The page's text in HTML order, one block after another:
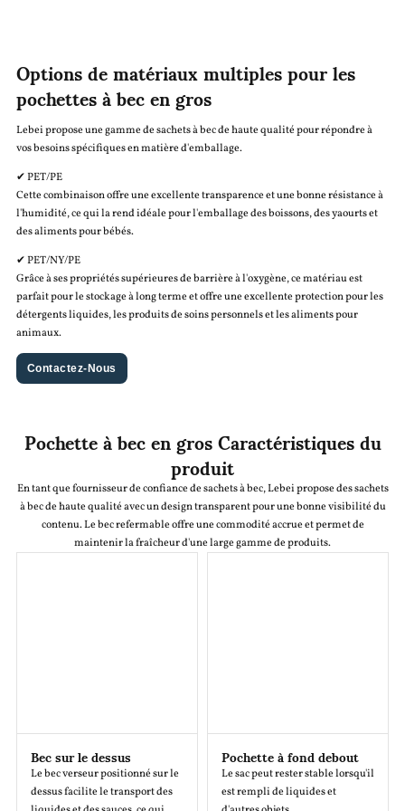
Options de matériaux multiples pour les
pochettes à bec en gros
Lebei propose une gamme de sachets à bec de haute qualité pour répondre à
vos besoins spécifiques en matière d'emballage.
✔ PET/PE
Cette combinaison offre une excellente transparence et une bonne résistance à
l'humidité, ce qui la rend idéale pour l'emballage des boissons, des yaourts et
des aliments pour bébés.
✔ PET/NY/PE
Grâce à ses propriétés supérieures de barrière à l'oxygène, ce matériau est
parfait pour le stockage à long terme et offre une excellente protection pour les
détergents liquides, les produits de soins personnels et les aliments pour
animaux.
Contactez-Nous
Pochette à bec en gros Caractéristiques du
produit
En tant que fournisseur de confiance de sachets à bec, Lebei propose des sachets
à bec de haute qualité avec un design transparent pour une bonne visibilité du
contenu. Le bec refermable offre une commodité accrue et permet de
maintenir la fraîcheur d'une large gamme de produits.
Bec sur le dessus
Le bec verseur positionné sur le
dessus facilite le transport des
Pochette à fond debout
Le sac peut rester stable lorsqu'il
est rempli de liquides et